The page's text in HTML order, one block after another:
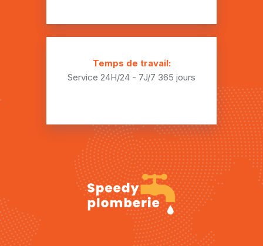
Temps de travail:
Service 24H/24 - 7J/7 365 jours